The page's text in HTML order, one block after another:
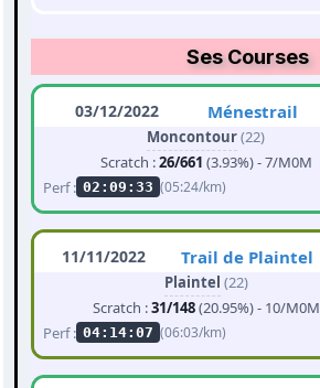
Ses Courses
03/12/2022 Ménestrail
Moncontour(22)
Scratch :26/661 (3.93%) - 7/M0M
Perf : 02:09:33 (05:24/km)
11/11/2022 Trail de Plaintel
Plaintel (22)
Scratch :31/148(20.95%) - 10/M0M
Perf : 04:14:07 (06:03/km)